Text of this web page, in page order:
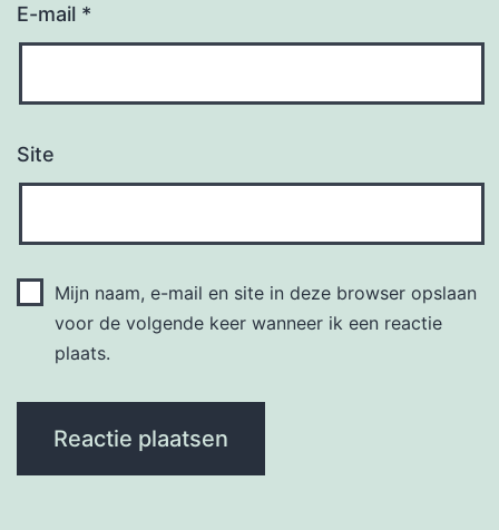
E-mail *
Site
Mijn naam, e-mail en site in deze browser opslaan
voor de volgende keer wanneer ik een reactie
plaats.